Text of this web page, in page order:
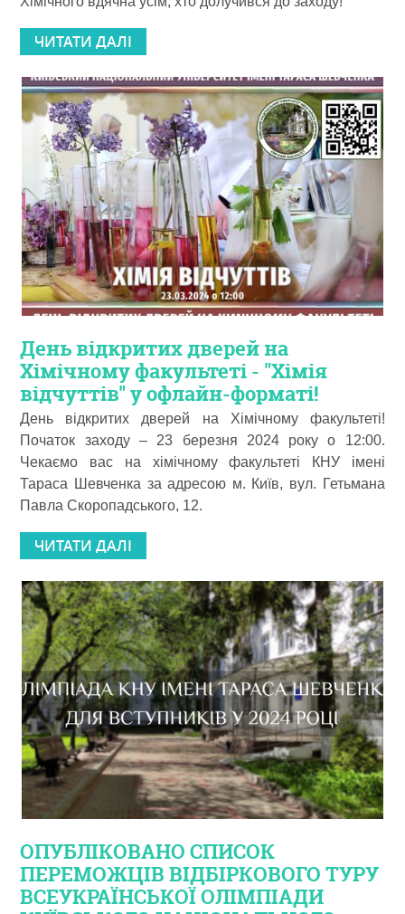
ЧИТАТИ ДАЛІ
День відкритих дверей на
Хімічному факультеті - "Хімія
відчуттів" у офлайн-форматі!
День відкритих дверей на Хімічному факультеті!
Початок заходу ‒ 23 березня 2024 року о 12:00.
Чекаємо вас на хімічному факультеті КНУ імені
Тараса Шевченка за адресою м. Київ, вул. Гетьмана
Павла Скоропадського, 12.
ЧИТАТИ ДАЛІ
ОПУБЛІКОВАНО СПИСОК
ПЕРЕМОЖЦІВ ВІДБІРКОВОГО ТУРУ
ВСЕУКРАЇНСЬКОЇ ОЛІМПІАДИ